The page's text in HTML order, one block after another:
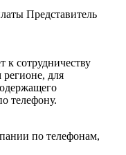
Представитель
к сотрудничеству
для
телефону.
по телефонам,